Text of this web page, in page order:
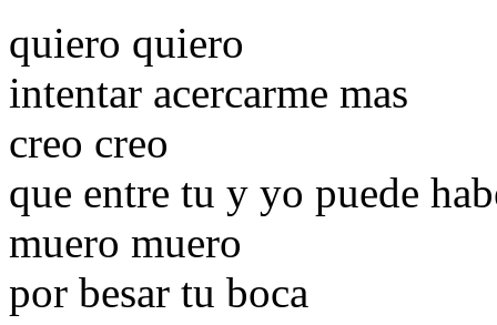
quiero quiero
intentar acercarme mas
creo creo
que entre tu y yo puede
muero muero
por besar tu boca